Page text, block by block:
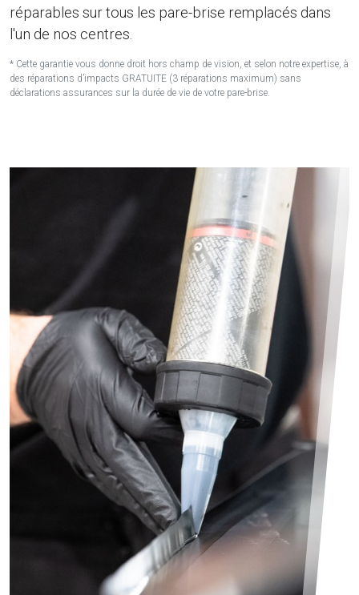
réparables sur tous les pare-brise remplacés dans
l'un de nos centres.
* Cette garantie vous donne droit hors champ de vision, et selon notre expertise, à
des réparations d’impacts GRATUITE (3 réparations maximum) sans
déclarations assurances sur la durée de vie de votre pare-brise.